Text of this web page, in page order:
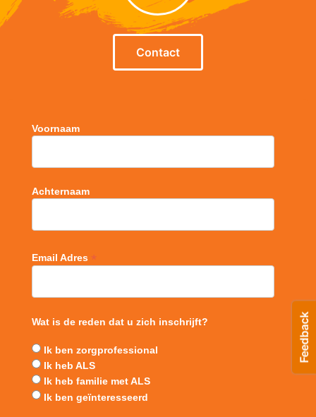
Contact
Voornaam
Achternaam
Email Adres *
Wat is de reden dat u zich inschrijft?
Ik ben zorgprofessional
Ik heb ALS
Ik heb familie met ALS
Ik ben geïnteresseerd